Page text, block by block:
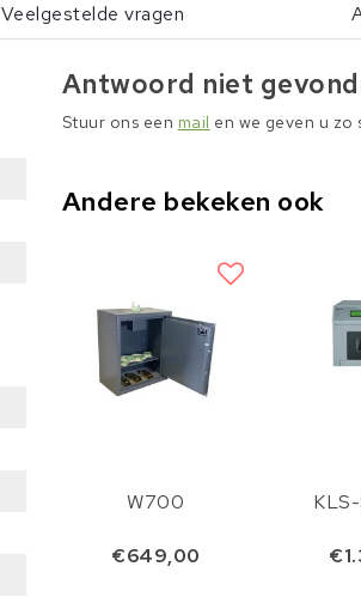
Veelgestelde vragen
Antwoord niet
Stuur ons een mail en we geven u
Andere bekeken ook
W700
€649,00